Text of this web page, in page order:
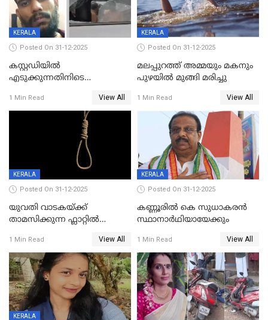
KERALA
Posted On 31-12-2025
കസ്റ്റഡിയിൽ
എടുക്കുന്നതിനിടെ
വധശ്രമക്കേസ് പ്രതി പിടിയിൽ
1 Min Read View All
KERALA
Posted On 31-12-2025
മലപ്പുറത്ത് അമ്മയും മകനും
പുഴയിൽ മുങ്ങി മരിച്ചു
1 Min Read View All
KERALA
Posted On 31-12-2025
യുവതി വാടകയ്ക്ക്
താമസിക്കുന്ന ഫ്ലാറ്റില്‍
സംഭവം കൈതപ്പൊയിലില്‍
1 Min Read View All
KERALA
Posted On 31-12-2025
കണ്ണൂരിൽ കെ സുധാകരൻ
സ്ഥാനാർഥിയായേക്കും
1 Min Read View All
KERALA